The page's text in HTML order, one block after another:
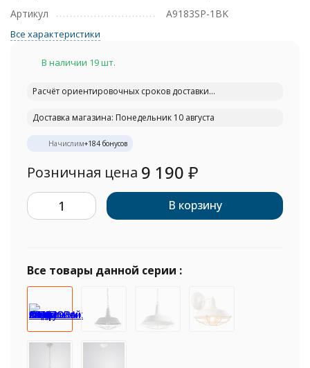
Артикул
A9183SP-1BK
Все характеристики
В наличии 19 шт.
Расчёт ориентировочных сроков доставки...
Доставка магазина: Понедельник 10 августа
Начислим+184 бонусов
Розничная цена 9 190 ₽
В корзину
Все товары данной серии :